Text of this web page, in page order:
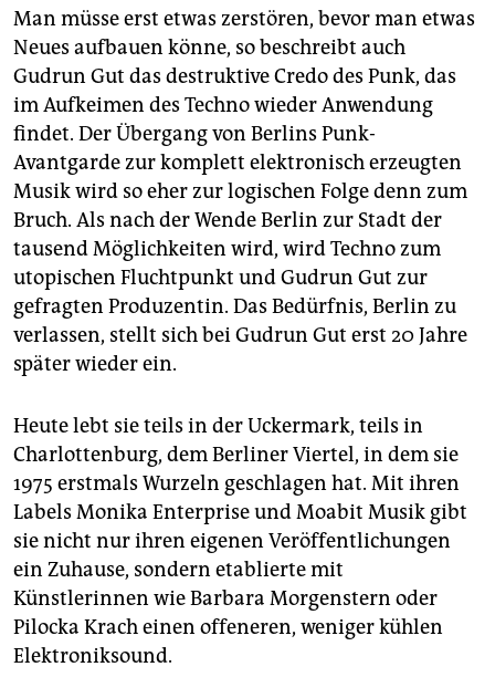
das Bandleben hinter sich, gründet aber sofort das
nächste Kollektiv. „Members Of The Ocean Club“
heißt ihr Solodebütalbum. Sie vereint elf ehemalige
WeggefährtInnen darauf, der Titel wird später
Partyreihe und Radiosendung.
Die Labels:
Seit 1990 ist Moabit Musik Plattform für
die Platten von Guts Bands Mania D und Malaria!.
1997 kommt Monika Enterprise als Label für
elektronische Musik hinzu, auf dem Künstlerinnen wie
Barbara Morgenstern, Quarks, Michaela Melián oder
Greie Gut Fraktion veröffentlichen.
Aktuelle Alben:Verschiedene Künstlerinnen: „Monika
Werkstatt“ (Monika Enterprise/Indigo);Myra Davies:
„Sirens“ (Music by Beate Bartel/Gudrun Gut), (Moabit
Remixes Heimatlieder aus Deutschland“ (Run
United/Indigo)
Man müsse erst etwas zerstören, bevor man etwas
Neues aufbauen könne, so beschreibt auch
Gudrun Gut das destruktive Credo des Punk, das
im Aufkeimen des Techno wieder Anwendung
findet. Der Übergang von Berlins Punk-
Avantgarde zur komplett elektronisch erzeugten
Musik wird so eher zur logischen Folge denn zum
Bruch. Als nach der Wende Berlin zur Stadt der
tausend Möglichkeiten wird, wird Techno zum
utopischen Fluchtpunkt und Gudrun Gut zur
gefragten Produzentin. Das Bedürfnis, Berlin zu
verlassen, stellt sich bei Gudrun Gut erst 20 Jahre
später wieder ein.
Heute lebt sie teils in der Uckermark, teils in
Charlottenburg, dem Berliner Viertel, in dem sie
1975 erstmals Wurzeln geschlagen hat. Mit ihren
Labels Monika Enterprise und Moabit Musik gibt
sie nicht nur ihren eigenen Veröffentlichungen
ein Zuhause, sondern etablierte mit
Künstlerinnen wie Barbara Morgenstern oder
Pilocka Krach einen offeneren, weniger kühlen
Elektroniksound.